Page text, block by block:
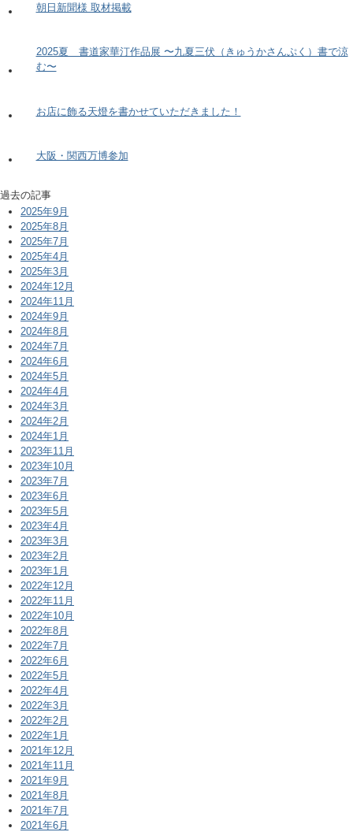
朝日新聞様 取材掲載
2025夏 書道家華汀作品展 〜九夏三伏（きゅうかさんぷく）書で涼
む〜
お店に飾る天燈を書かせていただきました！
大阪・関西万博参加
過去の記事
2025年9月
2025年8月
2025年7月
2025年4月
2025年3月
2024年12月
2024年11月
2024年9月
2024年8月
2024年7月
2024年6月
2024年5月
2024年4月
2024年3月
2024年2月
2024年1月
2023年11月
2023年10月
2023年7月
2023年6月
2023年5月
2023年4月
2023年3月
2023年2月
2023年1月
2022年12月
2022年11月
2022年10月
2022年8月
2022年7月
2022年6月
2022年5月
2022年4月
2022年3月
2022年2月
2022年1月
2021年12月
2021年11月
2021年9月
2021年8月
2021年7月
2021年6月